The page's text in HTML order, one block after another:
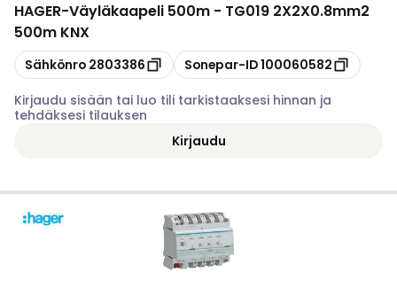
HAGER-Väyläkaapeli 500m - TG019 2X2X0.8mm2
500m KNX
Kopioi
Sähkönro 2803386 Kopioi
Sonepar-ID100060582
Kirjaudu sisään tai luo tili tarkistaaksesi hinnan ja
tehdäksesi tilauksen
Kirjaudu